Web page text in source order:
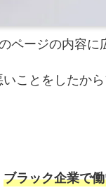
ページの内容に
ことをしたか
ブラック企業で